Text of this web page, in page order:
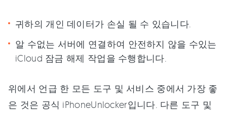
귀하의 개인 데이터가 손실 될 수 있습니다.
알 수없는 서버에 연결하여 안전하지 않을 수있는
iCloud 잠금 해제 작업을 수행합니다.
위에서 언급 한 모든 도구 및 서비스 중에서 가장 좋
은 것은 공식 iPhoneUnlocker입니다. 다른 도구 및